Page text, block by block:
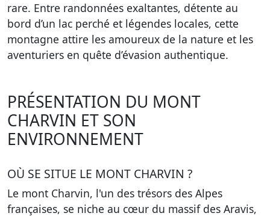
rare. Entre randonnées exaltantes, détente au
bord d’un lac perché et légendes locales, cette
montagne attire les amoureux de la nature et les
aventuriers en quête d’évasion authentique.
PRÉSENTATION DU MONT
CHARVIN ET SON
ENVIRONNEMENT
OÙ SE SITUE LE MONT CHARVIN ?
Le mont Charvin, l'un des trésors des Alpes
françaises, se niche au cœur du massif des Aravis,